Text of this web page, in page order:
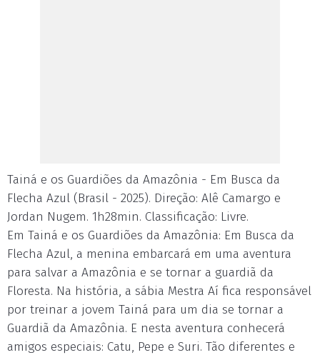
Tainá e os Guardiões da Amazônia - Em Busca da
Flecha Azul (Brasil - 2025). Direção: Alê Camargo e
Jordan Nugem. 1h28min. Classificação: Livre.
Em Tainá e os Guardiões da Amazônia: Em Busca da
Flecha Azul, a menina embarcará em uma aventura
para salvar a Amazônia e se tornar a guardiã da
Floresta. Na história, a sábia Mestra Aí fica responsável
por treinar a jovem Tainá para um dia se tornar a
Guardiã da Amazônia. E nesta aventura conhecerá
amigos especiais: Catu, Pepe e Suri. Tão diferentes e